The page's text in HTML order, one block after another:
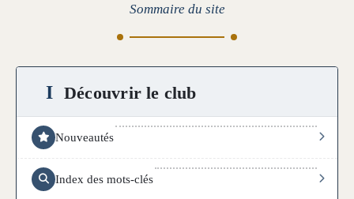
Sommaire du site
I Découvrir le club
Nouveautés
Index des mots-clés